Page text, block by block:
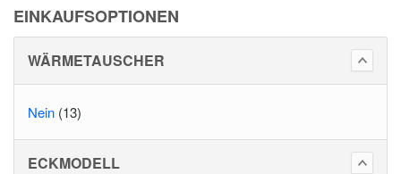
EINKAUFSOPTIONEN
WÄRMETAUSCHER
Nein (13)
ECKMODELL